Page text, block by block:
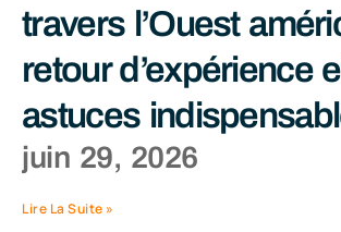
travers l’Ouest
retour d’expérience
astuces
juin 29, 2026
Lire La Suite »